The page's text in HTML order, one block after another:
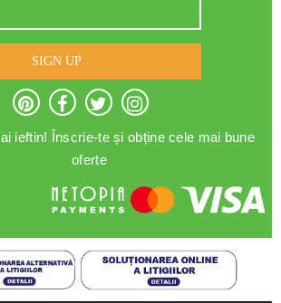
SIGN UP
ieftin! Înscrie-te și obține cele mai bune
oferte